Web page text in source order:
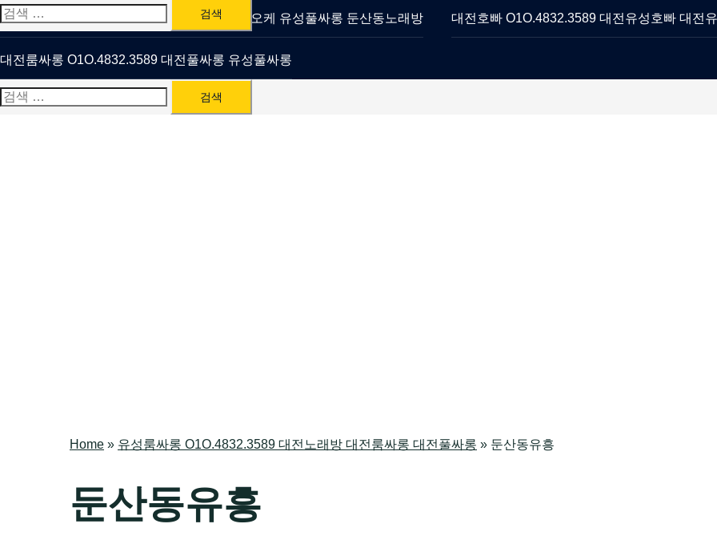
검
색:
유성룸싸롱 O1O.4832.3589 대전퍼블릭가라오케 유성풀싸롱 둔산동노래방 대전호빠 O1O.4832.3589 대전유성호빠 대전
대전룸싸롱 O1O.4832.3589 대전풀싸롱 유성풀싸롱
검
Home » 유성룸싸롱 O1O.4832.3589 대전노래방 대전룸싸롱 대전풀싸롱 » 둔산동유흥
둔산동유흥